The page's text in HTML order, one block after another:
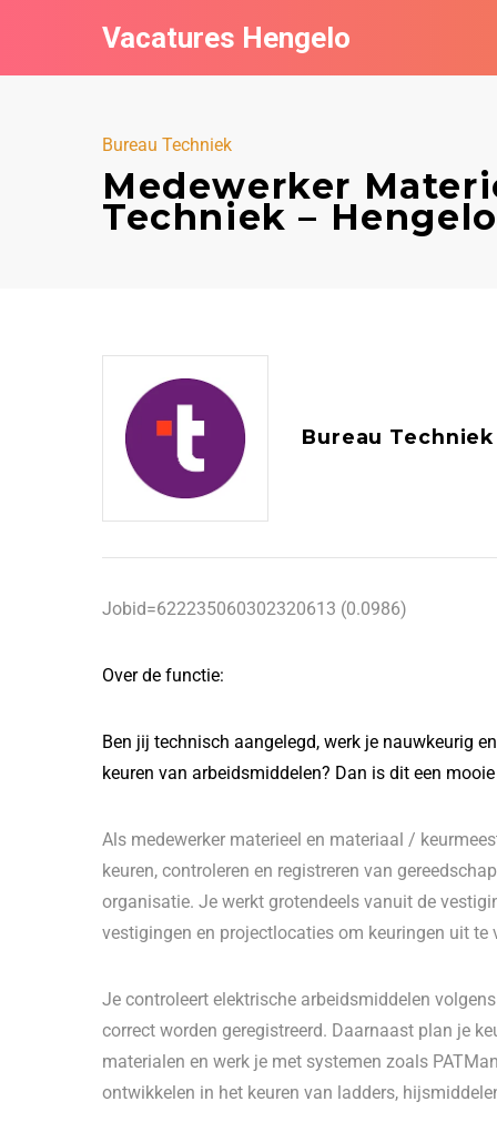
Vacatures Hengelo
Bureau Techniek
Medewerker
Techniek – Hengelo
Bureau Techniek
Jobid=622235060302320613 (0.0986)
Over de functie:
Ben jij technisch aangelegd, werk je nauwkeurig
keuren van arbeidsmiddelen? Dan is dit een
Als medewerker materieel en materiaal /
keuren, controleren en registreren van
organisatie. Je werkt grotendeels vanuit de
vestigingen en projectlocaties om keuringen uit te
Je controleert elektrische arbeidsmiddelen
correct worden geregistreerd. Daarnaast plan je
materialen en werk je met systemen zoals
ontwikkelen in het keuren van ladders,